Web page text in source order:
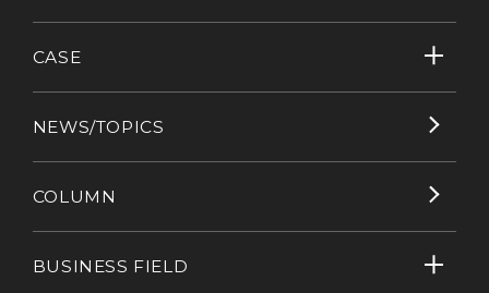
CASE
NEWS/TOPICS
COLUMN
BUSINESS FIELD